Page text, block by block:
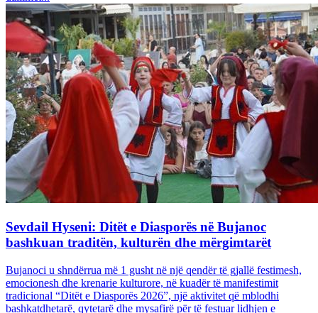
Sevdail Hyseni: Ditët e Diasporës në Bujanoc
bashkuan traditën, kulturën dhe mërgimtarët
Bujanoci u shndërrua më 1 gusht në një qendër të gjallë festimesh,
emocionesh dhe krenarie kulturore, në kuadër të manifestimit
tradicional “Ditët e Diasporës 2026”, një aktivitet që mblodhi
bashkatdhetarë, qytetarë dhe mysafirë për të festuar lidhjen e